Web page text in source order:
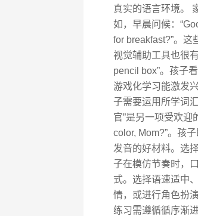
真实的语言环境。
如，早晨问候：
for breakfast?”。
视觉辅助工具也很
pencil box”。孩子
游戏化学习能激发
子需要运用所学词
官”是另一项受欢迎
color, Mom?”。孩
发音的好材料。选
子在模仿节奏时，
式。选择语速适中
情，或进行角色扮
练习需遵循循序渐